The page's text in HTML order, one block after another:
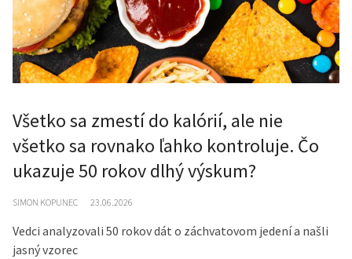
Všetko sa zmestí do kalórií, ale nie
všetko sa rovnako ľahko kontroluje. Čo
ukazuje 50 rokov dlhý výskum?
SIMON KOPUNEC 23.06.2026
Vedci analyzovali 50 rokov dát o záchvatovom jedení a našli
jasný vzorec